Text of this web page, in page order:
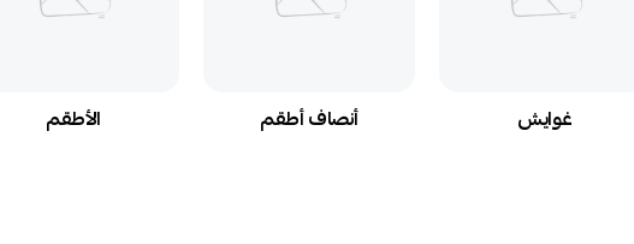
الأطقم أنصاف أطقم غوايش